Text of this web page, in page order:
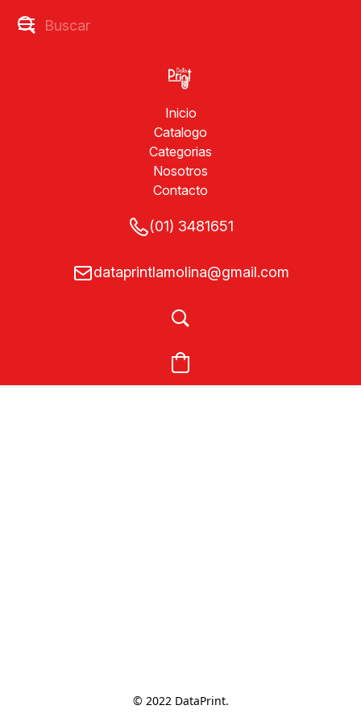
Inicio
Catalogo
Categorias
Nosotros
Contacto
(01) 3481651
dataprintlamolina@gmail.com
© 2022 DataPrint.